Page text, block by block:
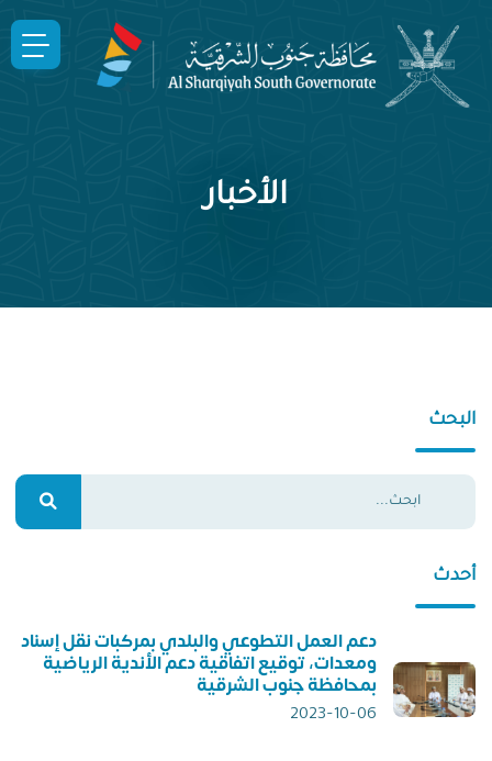
الأخبار
البحث
أحدث
دعم العمل التطوعي والبلدي بمركبات نقل إسناد
ومعدات، توقيع اتفاقية دعم الأندية الرياضية
بمحافظة جنوب الشرقية
2023-10-06